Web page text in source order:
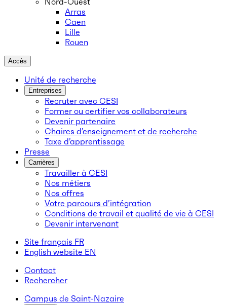
Arras
Caen
Lille
Rouen
Accès
Unité de recherche
Entreprises
Recruter avec CESI
Former ou certifier vos collaborateurs
Devenir partenaire
Chaires d’enseignement et de recherche
Taxe d’apprentissage
Presse
Carrières
Travailler à CESI
Nos métiers
Nos offres
Votre parcours d’intégration
Conditions de travail et qualité de vie à CESI
Devenir intervenant
Site français FR
English website EN
Contact
Rechercher
Campus de Saint-Nazaire